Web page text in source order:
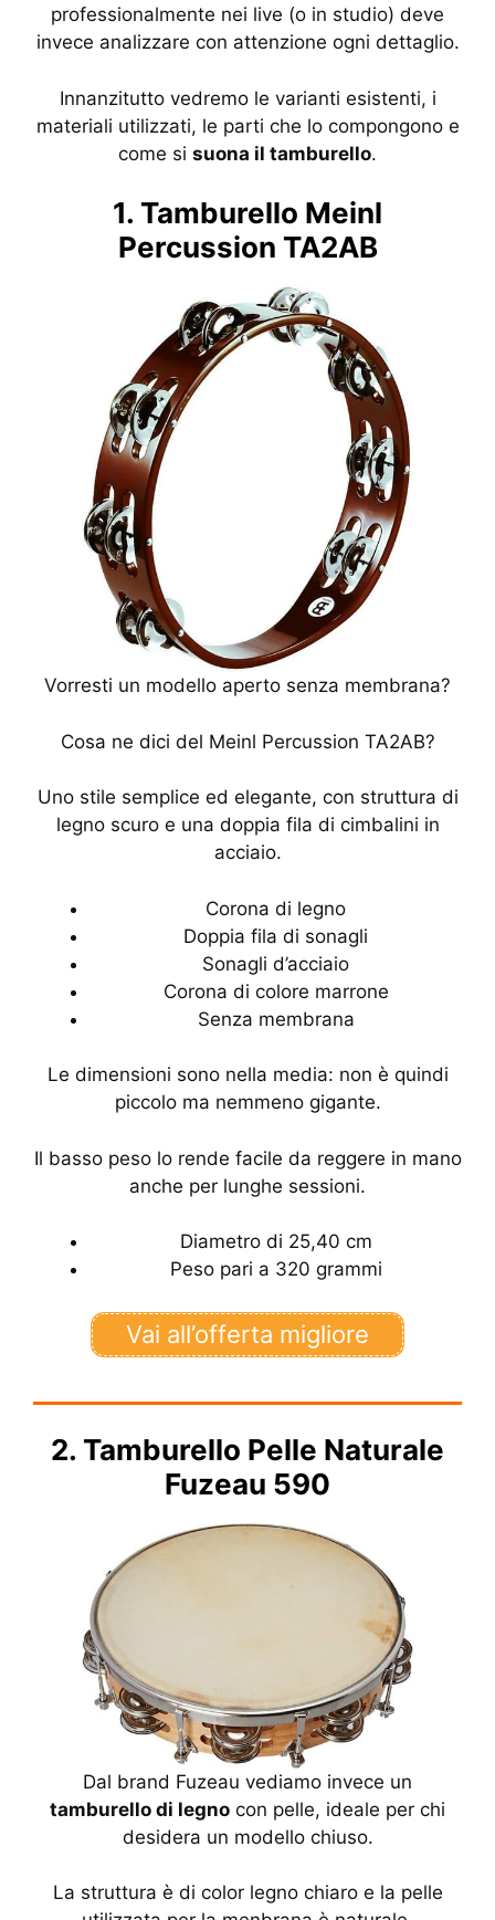
professionalmente nei live (o in studio) deve
invece analizzare con attenzione ogni dettaglio.
Innanzitutto vedremo le varianti esistenti, i
materiali utilizzati, le parti che lo compongono e
come si suona il tamburello.
1. Tamburello Meinl
Percussion TA2AB
Vorresti un modello aperto senza membrana?
Cosa ne dici del Meinl Percussion TA2AB?
Uno stile semplice ed elegante, con struttura di
legno scuro e una doppia fila di cimbalini in
acciaio.
Corona di legno
Doppia fila di sonagli
Sonagli d’acciaio
Corona di colore marrone
Senza membrana
Le dimensioni sono nella media: non è quindi
piccolo ma nemmeno gigante.
Il basso peso lo rende facile da reggere in mano
anche per lunghe sessioni.
Diametro di 25,40 cm
Peso pari a 320 grammi
Vai all’offerta migliore
2. Tamburello Pelle Naturale
Fuzeau 590
Dal brand Fuzeau vediamo invece un
tamburello di legno con pelle, ideale per chi
desidera un modello chiuso.
La struttura è di color legno chiaro e la pelle